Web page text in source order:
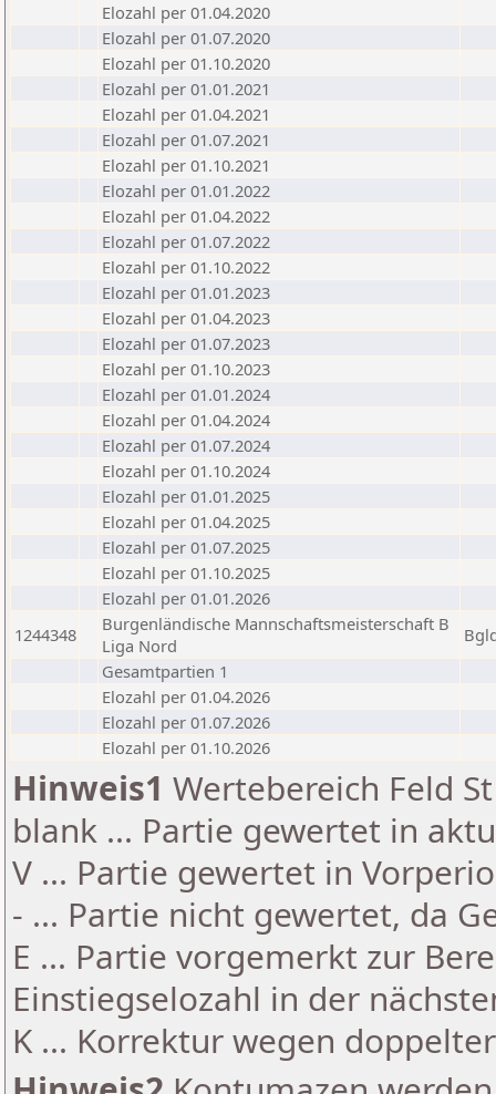
Elozahl per 01.04.2020
Elozahl per 01.07.2020
Elozahl per 01.10.2020
Elozahl per 01.01.2021
Elozahl per 01.04.2021
Elozahl per 01.07.2021
Elozahl per 01.10.2021
Elozahl per 01.01.2022
Elozahl per 01.04.2022
Elozahl per 01.07.2022
Elozahl per 01.10.2022
Elozahl per 01.01.2023
Elozahl per 01.04.2023
Elozahl per 01.07.2023
Elozahl per 01.10.2023
Elozahl per 01.01.2024
Elozahl per 01.04.2024
Elozahl per 01.07.2024
Elozahl per 01.10.2024
Elozahl per 01.01.2025
Elozahl per 01.04.2025
Elozahl per 01.07.2025
Elozahl per 01.10.2025
Elozahl per 01.01.2026
1244348
Burgenländische Mannschaftsmeisterschaft B
Liga Nord
Gesamtpartien 1
Elozahl per 01.04.2026
Elozahl per 01.07.2026
Elozahl per 01.10.2026
Hinweis1 Wertebereich Feld
blank ... Partie gewertet in
V ... Partie gewertet in
- ... Partie nicht gewertet, da
E ... Partie vorgemerkt zur
Einstiegselozahl in der
K ... Korrektur wegen